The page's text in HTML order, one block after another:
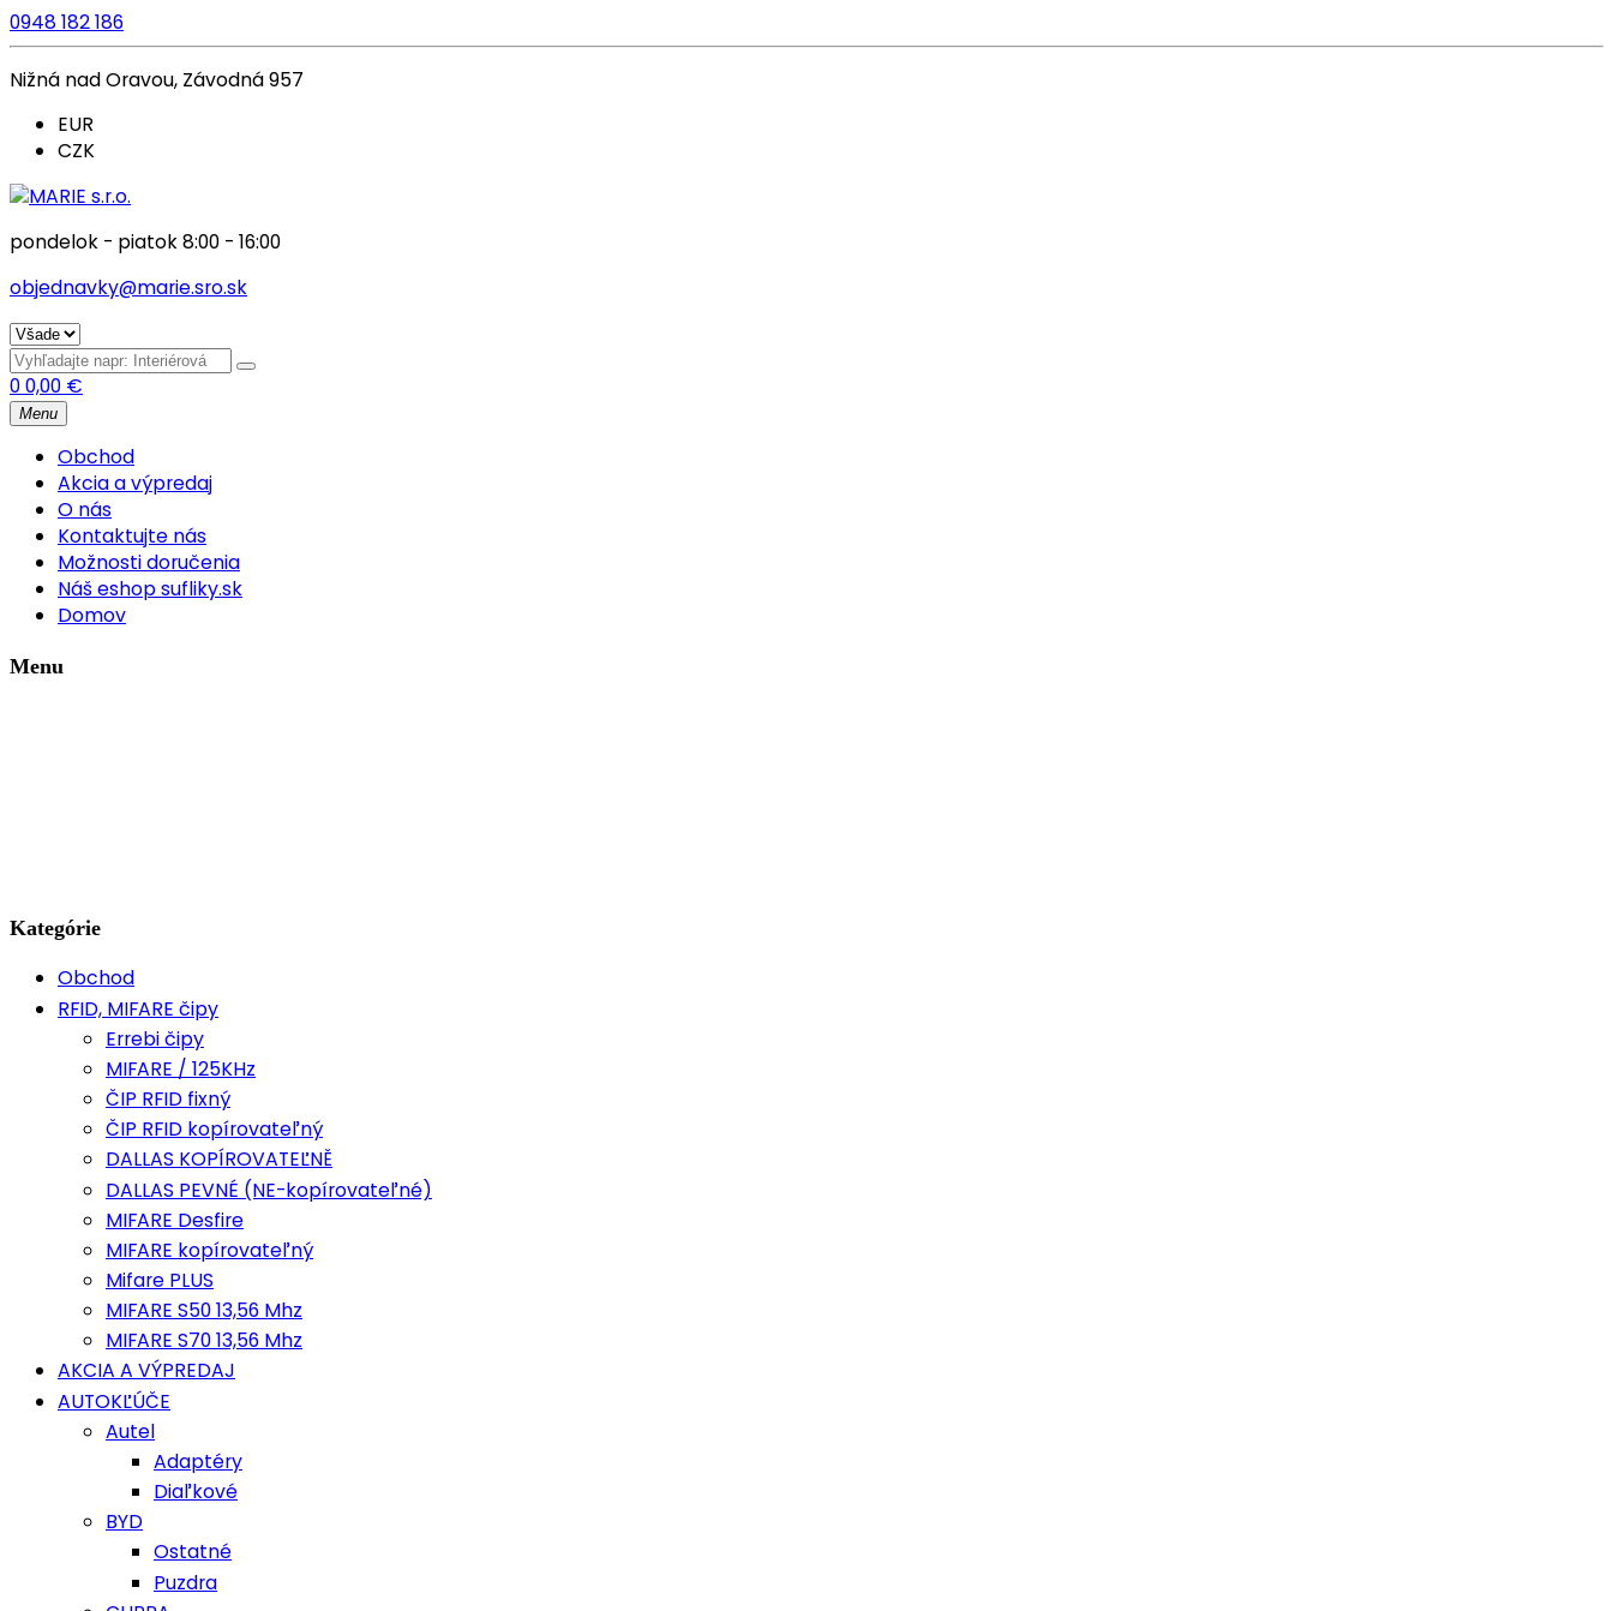
0948 182 186
Nižná nad Oravou, Závodná 957
EUR
CZK
pondelok - piatok 8:00 - 16:00
objednavky@marie.sro.sk
00,00 €
Menu
Obchod
Akcia a výpredaj
O nás
Kontaktujte nás
Možnosti doručenia
Náš eshop sufliky.sk
Domov
Menu
Kategórie
Obchod
RFID, MIFARE čipy
Errebi čipy
MIFARE / 125KHz
ČIP RFID fixný
ČIP RFID kopírovateľný
DALLAS KOPÍROVATEĽNĚ
DALLAS PEVNÉ (NE-kopírovateľné)
MIFARE Desfire
MIFARE kopírovateľný
Mifare PLUS
MIFARE S50 13,56 Mhz
MIFARE S70 13,56 Mhz
AKCIA A VÝPREDAJ
AUTOKĽÚČE
Autel
Adaptéry
Diaľkové
BYD
Ostatné
Puzdra